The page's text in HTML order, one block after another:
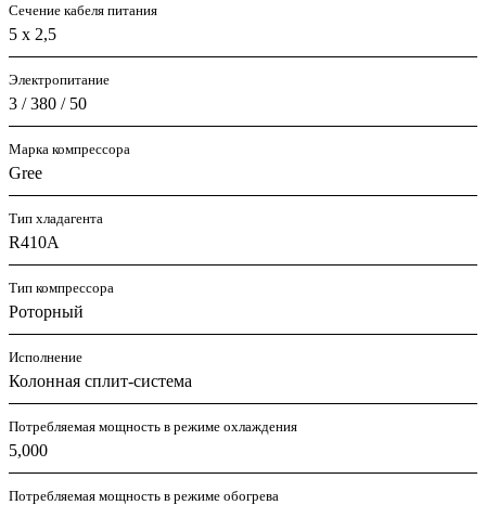
Сечение кабеля питания
5 х 2,5
Электропитание
3 / 380 / 50
Марка компрессора
Gree
Тип хладагента
R410A
Тип компрессора
Роторный
Исполнение
Колонная сплит-система
Потребляемая мощность в режиме охлаждения
5,000
Потребляемая мощность в режиме обогрева